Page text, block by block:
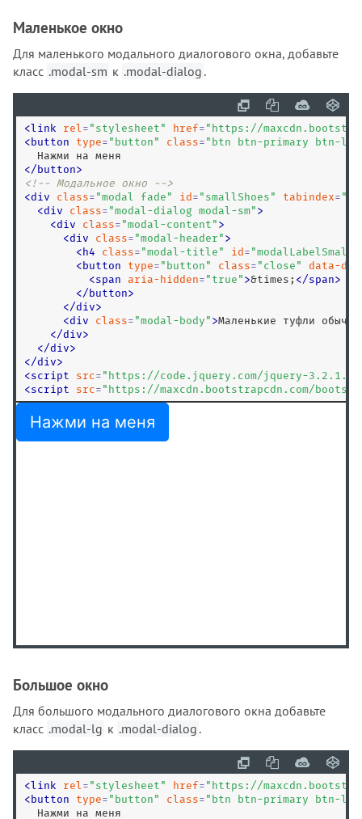
Маленькое окно
Для маленького модального диалогового окна, добавьте
класс .modal-sm к .modal-dialog .
<link rel = " stylesheet " href= " https://
< button type= " button " class= " btn btn-primary btn-lg
</ button>
<!-- Модальное окно -->
<div class= "modal fade " id = " smallShoes " tabindex= "
<div class= "modal-dialog modal-sm" >
<div class= "modal-content " >
<div class= "modal-header " >
< h4 class= "modal-title " id = "modalLabelSmall
< button type= " button " class= " close "
data-
<span aria-hidden= " true " >&times; </span>
</ button>
</div>
<div class= "modal-body " >Маленькие туфли
</div>
</div>
</div>
<script src= " https://code.jquery.com/jquery-
<script src= " https://maxcdn.bootstrapcdn.com/
Большое окно
Для большого модального диалогового окна добавьте
класс .modal-lg к .modal-dialog .
<link rel = " stylesheet " href= " https://
< button type= " button " class= " btn btn-primary btn-lg